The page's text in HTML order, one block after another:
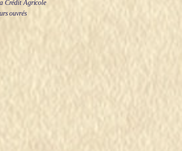
Crédit Agricole
ouvrés